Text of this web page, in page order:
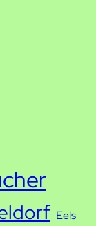
Eels